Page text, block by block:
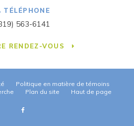
TÉLÉPHONE
563-6141
RENDEZ-VOUS
Politique en matière de témoins
Plan du site Haut de page